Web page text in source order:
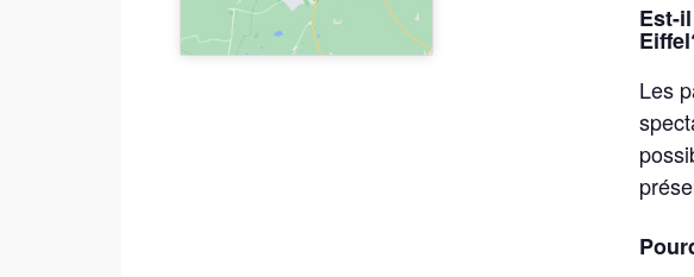
Est-
Les